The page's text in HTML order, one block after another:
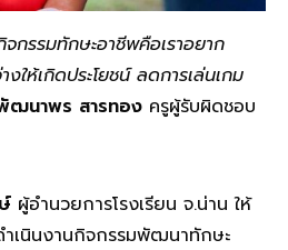
จกรรมทักษะอาชีพคือเราอยาก
งให้เกิดประโยชน์ ลดการเล่นเกม
ฒนาพร สารทอง ครูผู้รับผิดชอบ
ผู้อำนวยการโรงเรียน จ.น่าน ให้
ำเนินงานกิจกรรมพัฒนาทักษะ